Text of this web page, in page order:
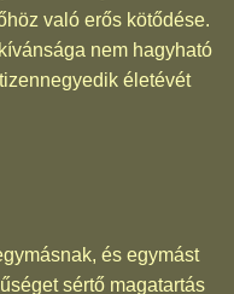
való erős kötődése.
nem hagyható
életévét
és egymást
sértő magatartás